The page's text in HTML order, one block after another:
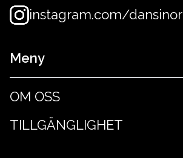
instagram.com/
Meny
OM OSS
TILLGÄNGLIGHET